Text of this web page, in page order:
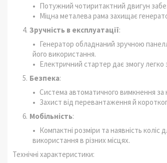
Потужний чотиритактний двигун
Міцна металева рама захищає
Зручність в експлуатації:
Генератор обладнаний зручною
його використання.
Електричний стартер дає змогу
Безпека:
Система автоматичного вимкнення
Захист від перевантаження й
Мобільність:
Компактні розміри та наявність
використання в різних місцях.
Технічні характеристики: